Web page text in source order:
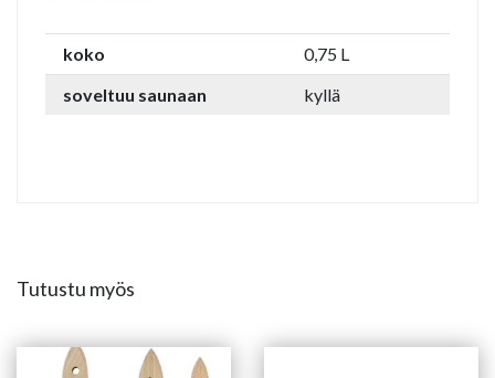
koko
0,75 L
soveltuu saunaan
kyllä
Tutustu myös